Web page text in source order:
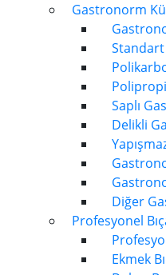
Gastronorm
Saplı
Delikli
Diğer
Profesyonel
Ekmek